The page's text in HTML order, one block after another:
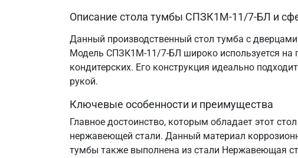
Описание стола тумбы СПЗК1М-11/7-БЛ и
Данный производственный стол тумба с
Модель СПЗК1М-11/7-БЛ широко используется на
кондитерских. Его конструкция идеально
рукой.
Ключевые особенности и преимущества
Главное достоинство, которым обладает этот
нержавеющей стали. Данный материал
тумбы также выполнена из стали Нержавеющая